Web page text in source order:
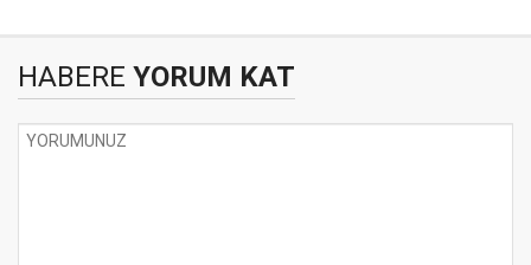
HABERE YORUM KAT